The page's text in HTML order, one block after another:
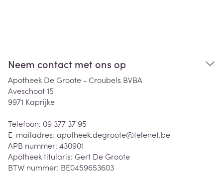
Neem contact met ons op
Apotheek De Groote - Croubels BVBA
Aveschoot 15
9971 Kaprijke
Telefoon: 09 377 37 95
E-mailadres: apotheek.degroote@telenet.be
APB nummer: 430901
Apotheek titularis: Gert De Groote
BTW nummer: BE0459653603